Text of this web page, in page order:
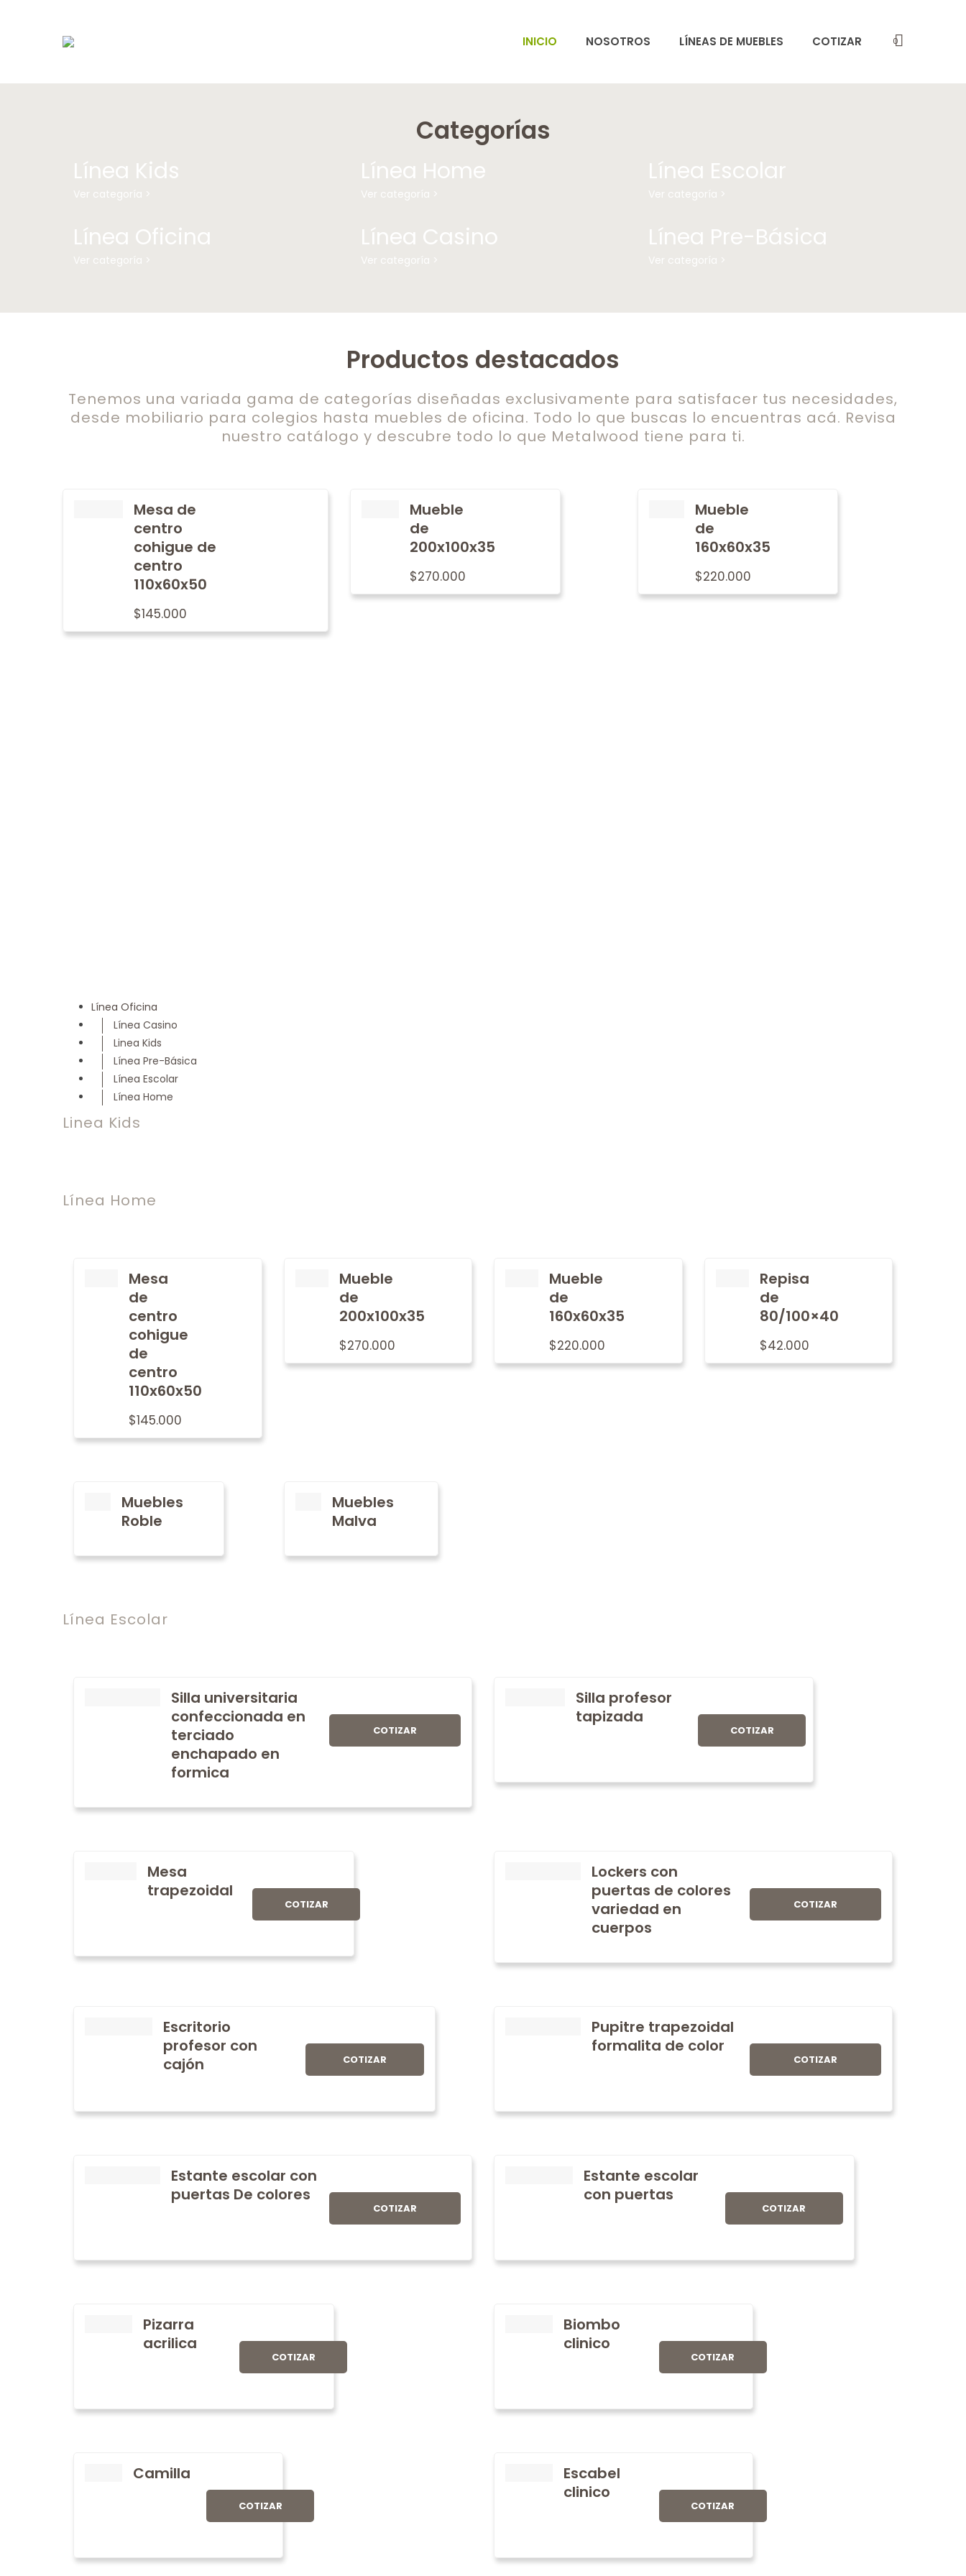
INICIO NOSOTROS LÍNEAS DE MUEBLES COTIZAR 0
Categorías
Línea Kids
Ver categoría >
Línea Home
Ver categoría >
Línea Escolar
Ver categoría >
Línea Oficina
Ver categoría >
Línea Casino
Ver categoría >
Línea Pre-Básica
Ver categoría >
Productos destacados
Tenemos una variada gama de categorías diseñadas exclusivamente para satisfacer tus necesidades,
desde mobiliario para colegios hasta muebles de oficina. Todo lo que buscas lo encuentras acá. Revisa
nuestro catálogo y descubre todo lo que Metalwood tiene para ti.
Mesa de
centro
cohigue de
centro
110x60x50
$145.000
Mueble
de
200x100x35
$270.000
Mueble
de
160x60x35
$220.000
Línea Oficina
Línea Casino
Linea Kids
Línea Pre-Básica
Línea Escolar
Línea Home
Linea Kids
Línea Home
Mesa
de
centro
cohigue
de
centro
110x60x50
$145.000
Mueble
de
200x100x35
$270.000
Mueble
de
160x60x35
$220.000
Repisa
de
80/100×40
$42.000
Muebles
Roble
Muebles
Malva
Línea Escolar
Silla universitaria
confeccionada en
terciado
enchapado en
formica
COTIZAR
Silla profesor
tapizada
COTIZAR
Mesa
trapezoidal
COTIZAR
Lockers con
puertas de colores
variedad en
cuerpos
COTIZAR
Escritorio
profesor con
cajón
COTIZAR
Pupitre trapezoidal
formalita de color
COTIZAR
Estante escolar con
puertas De colores
COTIZAR
Estante escolar
con puertas
COTIZAR
Pizarra
acrilica
COTIZAR
Biombo
clinico
COTIZAR
Camilla
COTIZAR
Escabel
clinico
COTIZAR